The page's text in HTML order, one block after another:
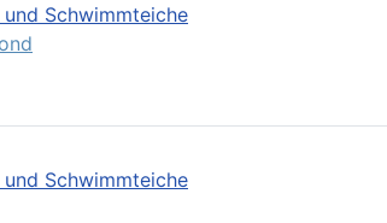
Schwimmteiche
Schwimmteiche